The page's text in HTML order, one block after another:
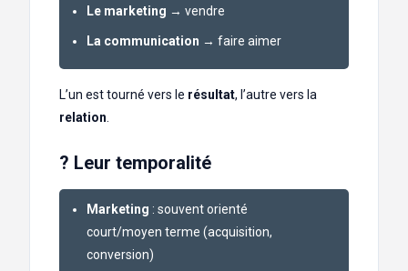
Le marketing → vendre
La communication → faire aimer
L’un est tourné vers le résultat, l’autre vers la
relation
? Leur temporalité
Marketing : souvent orienté
court/moyen terme (acquisition,
conversion)